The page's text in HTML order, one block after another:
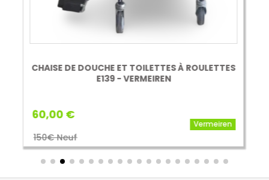
CHAISE DE DOUCHE ET TOILETTES À ROULETTES
E139 - VERMEIREN
60,00 €
150€ Neuf
Vermeiren